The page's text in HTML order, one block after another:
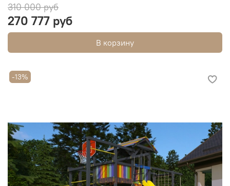
310 000 руб
270 777 руб
В корзину
-13%